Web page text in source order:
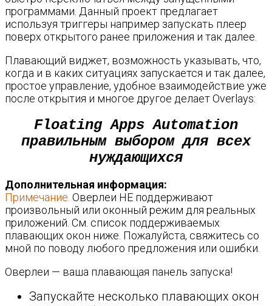
программами. Данный проект предлагает
используя триггеры например запускать плеер
поверх открытого ранее приложения и так далее.
Плавающий виджет, возможность указывать, что,
когда и в каких ситуациях запускается и так далее,
простое управление, удобное взаимодействие уже
после открытия и многое другое делает Overlays:
Floating Apps Automation
правильным выбором для всех
нуждающихся
Дополнительная информация:
Примечание. Оверлеи НЕ поддерживают
произвольный или оконный режим для реальных
приложений. См. список поддерживаемых
плавающих окон ниже. Пожалуйста, свяжитесь со
мной по поводу любого предложения или ошибки.
Оверлеи — ваша плавающая панель запуска!
Запускайте несколько плавающих окон